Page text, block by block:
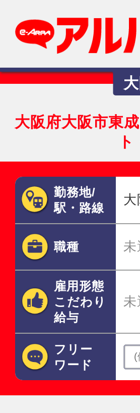
大阪府大阪市東
勤務地/
駅・路線
職種 未
雇用形態
こだわり
給与
未
フリー
ワード